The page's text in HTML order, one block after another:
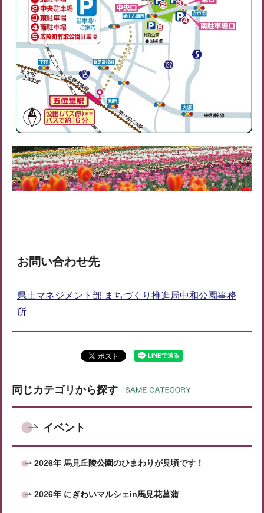
お問い合わせ先
県土マネジメント部 まちづくり推進局中和公園事務
所
同じカテゴリから探す
イベント
2026年 馬見丘陵公園のひまわりが見頃です！
2026年 にぎわいマルシェin馬見花菖蒲